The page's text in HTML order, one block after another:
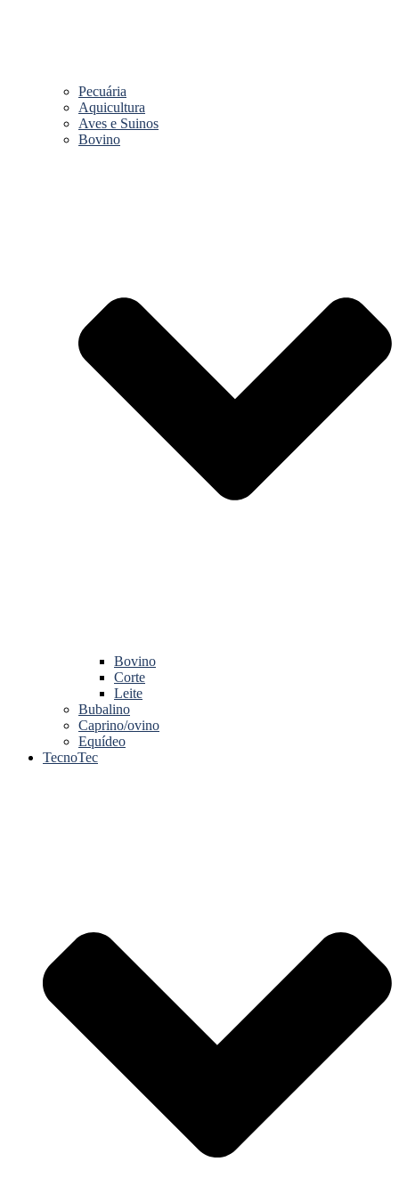
Pecuária
Aquicultura
Aves e Suinos
Bovino
Bovino
Corte
Leite
Bubalino
Caprino/ovino
Equídeo
TecnoTec